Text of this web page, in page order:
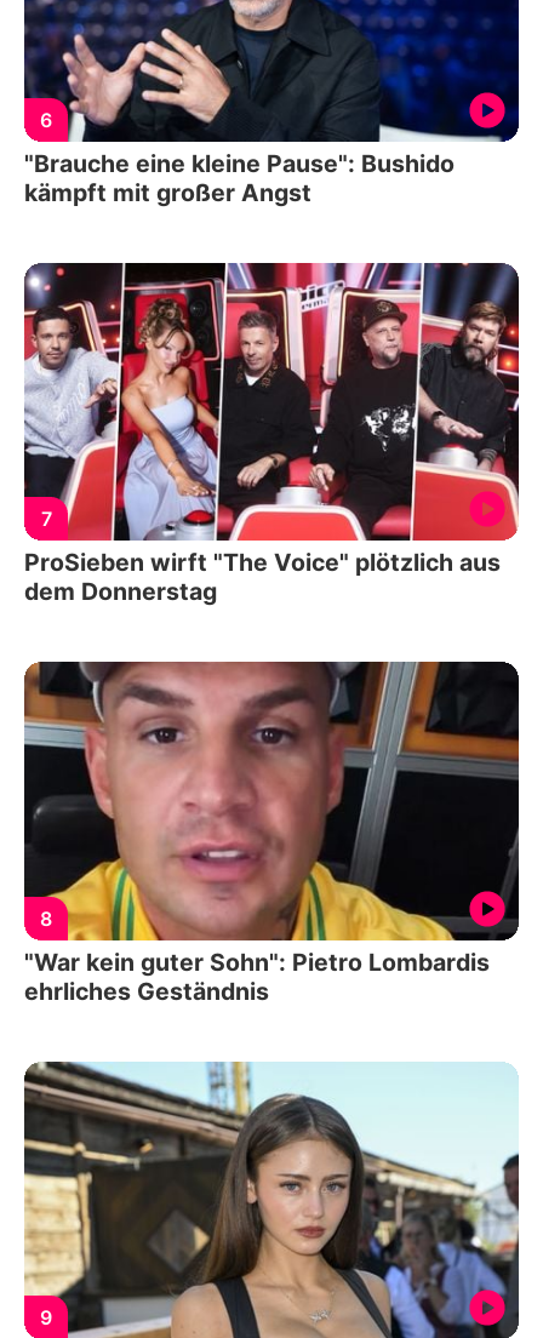
6
"Brauche eine kleine Pause": Bushido
kämpft mit großer Angst
7
ProSieben wirft "The Voice" plötzlich aus
dem Donnerstag
8
"War kein guter Sohn": Pietro Lombardis
ehrliches Geständnis
9